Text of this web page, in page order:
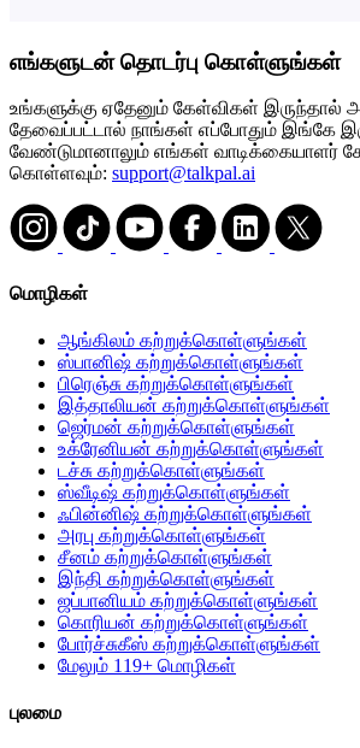
எங்களுடன் தொடர்பு கொள்ளுங்கள்
உங்களுக்கு ஏதேனும் கேள்விகள் இருந்தால்
தேவைப்பட்டால் நாங்கள் எப்போதும் இங்கே
வேண்டுமானாலும் எங்கள் வாடிக்கையாளர்
கொள்ளவும்: support@talkpal.ai
மொழிகள்
ஆங்கிலம் கற்றுக்கொள்ளுங்கள்
ஸ்பானிஷ் கற்றுக்கொள்ளுங்கள்
பிரெஞ்சு கற்றுக்கொள்ளுங்கள்
இத்தாலியன் கற்றுக்கொள்ளுங்கள்
ஜெர்மன் கற்றுக்கொள்ளுங்கள்
உக்ரேனியன் கற்றுக்கொள்ளுங்கள்
டச்சு கற்றுக்கொள்ளுங்கள்
ஸ்வீடிஷ் கற்றுக்கொள்ளுங்கள்
ஃபின்னிஷ் கற்றுக்கொள்ளுங்கள்
அரபு கற்றுக்கொள்ளுங்கள்
சீனம் கற்றுக்கொள்ளுங்கள்
இந்தி கற்றுக்கொள்ளுங்கள்
ஜப்பானியம் கற்றுக்கொள்ளுங்கள்
கொரியன் கற்றுக்கொள்ளுங்கள்
போர்ச்சுகீஸ் கற்றுக்கொள்ளுங்கள்
மேலும் 119+ மொழிகள்
புலமை